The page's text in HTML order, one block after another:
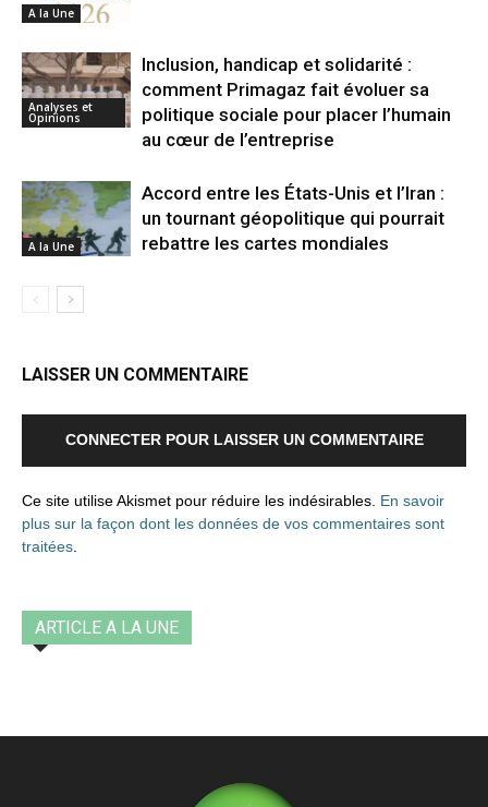
A la Une
Analyses et
Opinions
Inclusion, handicap et solidarité :
comment Primagaz fait évoluer sa
politique sociale pour placer l’humain
au cœur de l’entreprise
A la Une
Accord entre les États-Unis et l’Iran :
un tournant géopolitique qui pourrait
rebattre les cartes mondiales
LAISSER UN COMMENTAIRE
CONNECTER POUR LAISSER UN COMMENTAIRE
Ce site utilise Akismet pour réduire les indésirables. En savoir
plus sur la façon dont les données de vos commentaires sont
traitées.
ARTICLE A LA UNE